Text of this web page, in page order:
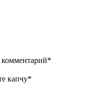
комментарий*
капчу*